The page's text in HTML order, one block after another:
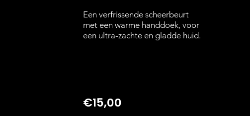
Een verfrissende scheerbeurt
met een warme handdoek, voor
een ultra-zachte en gladde huid.
€15,00